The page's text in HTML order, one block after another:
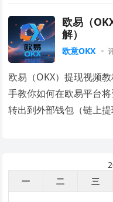
欧易（
解）
欧意OKX
欧易（OKX）提现视频
手教你如何在欧易平台
转出到外部钱包（链上
一
二 三